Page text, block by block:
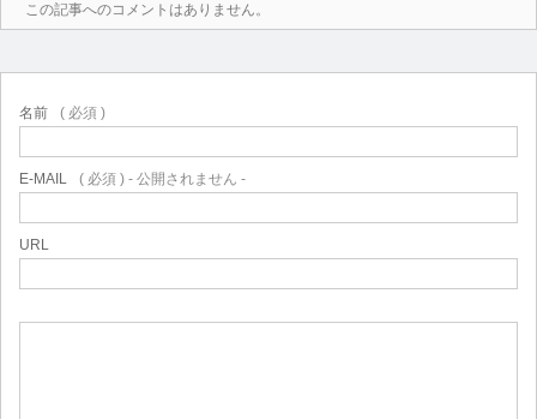
この記事へのコメントはありません。
名前 ( 必須 )
E-MAIL ( 必須 ) - 公開されません -
URL